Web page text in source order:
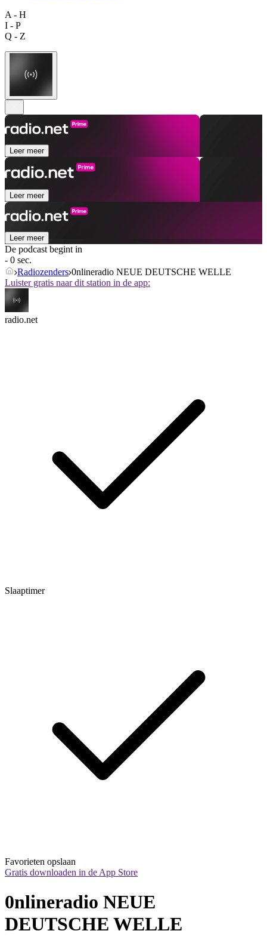
A - H
I - P
Q - Z
Leer meer
Leer meer
Leer meer
De podcast begint in
- 0 sec.
Radiozenders 0nlineradio NEUE DEUTSCHE WELLE
Luister gratis naar dit station in de app:
radio.net
Slaaptimer
Favorieten opslaan
Gratis downloaden in de App Store
0nlineradio NEUE
DEUTSCHE WELLE